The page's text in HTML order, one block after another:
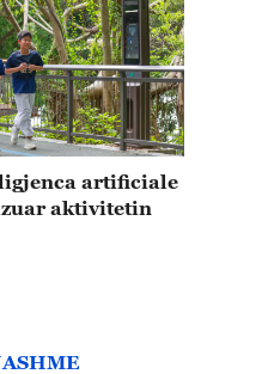
artificiale
aktivitetin